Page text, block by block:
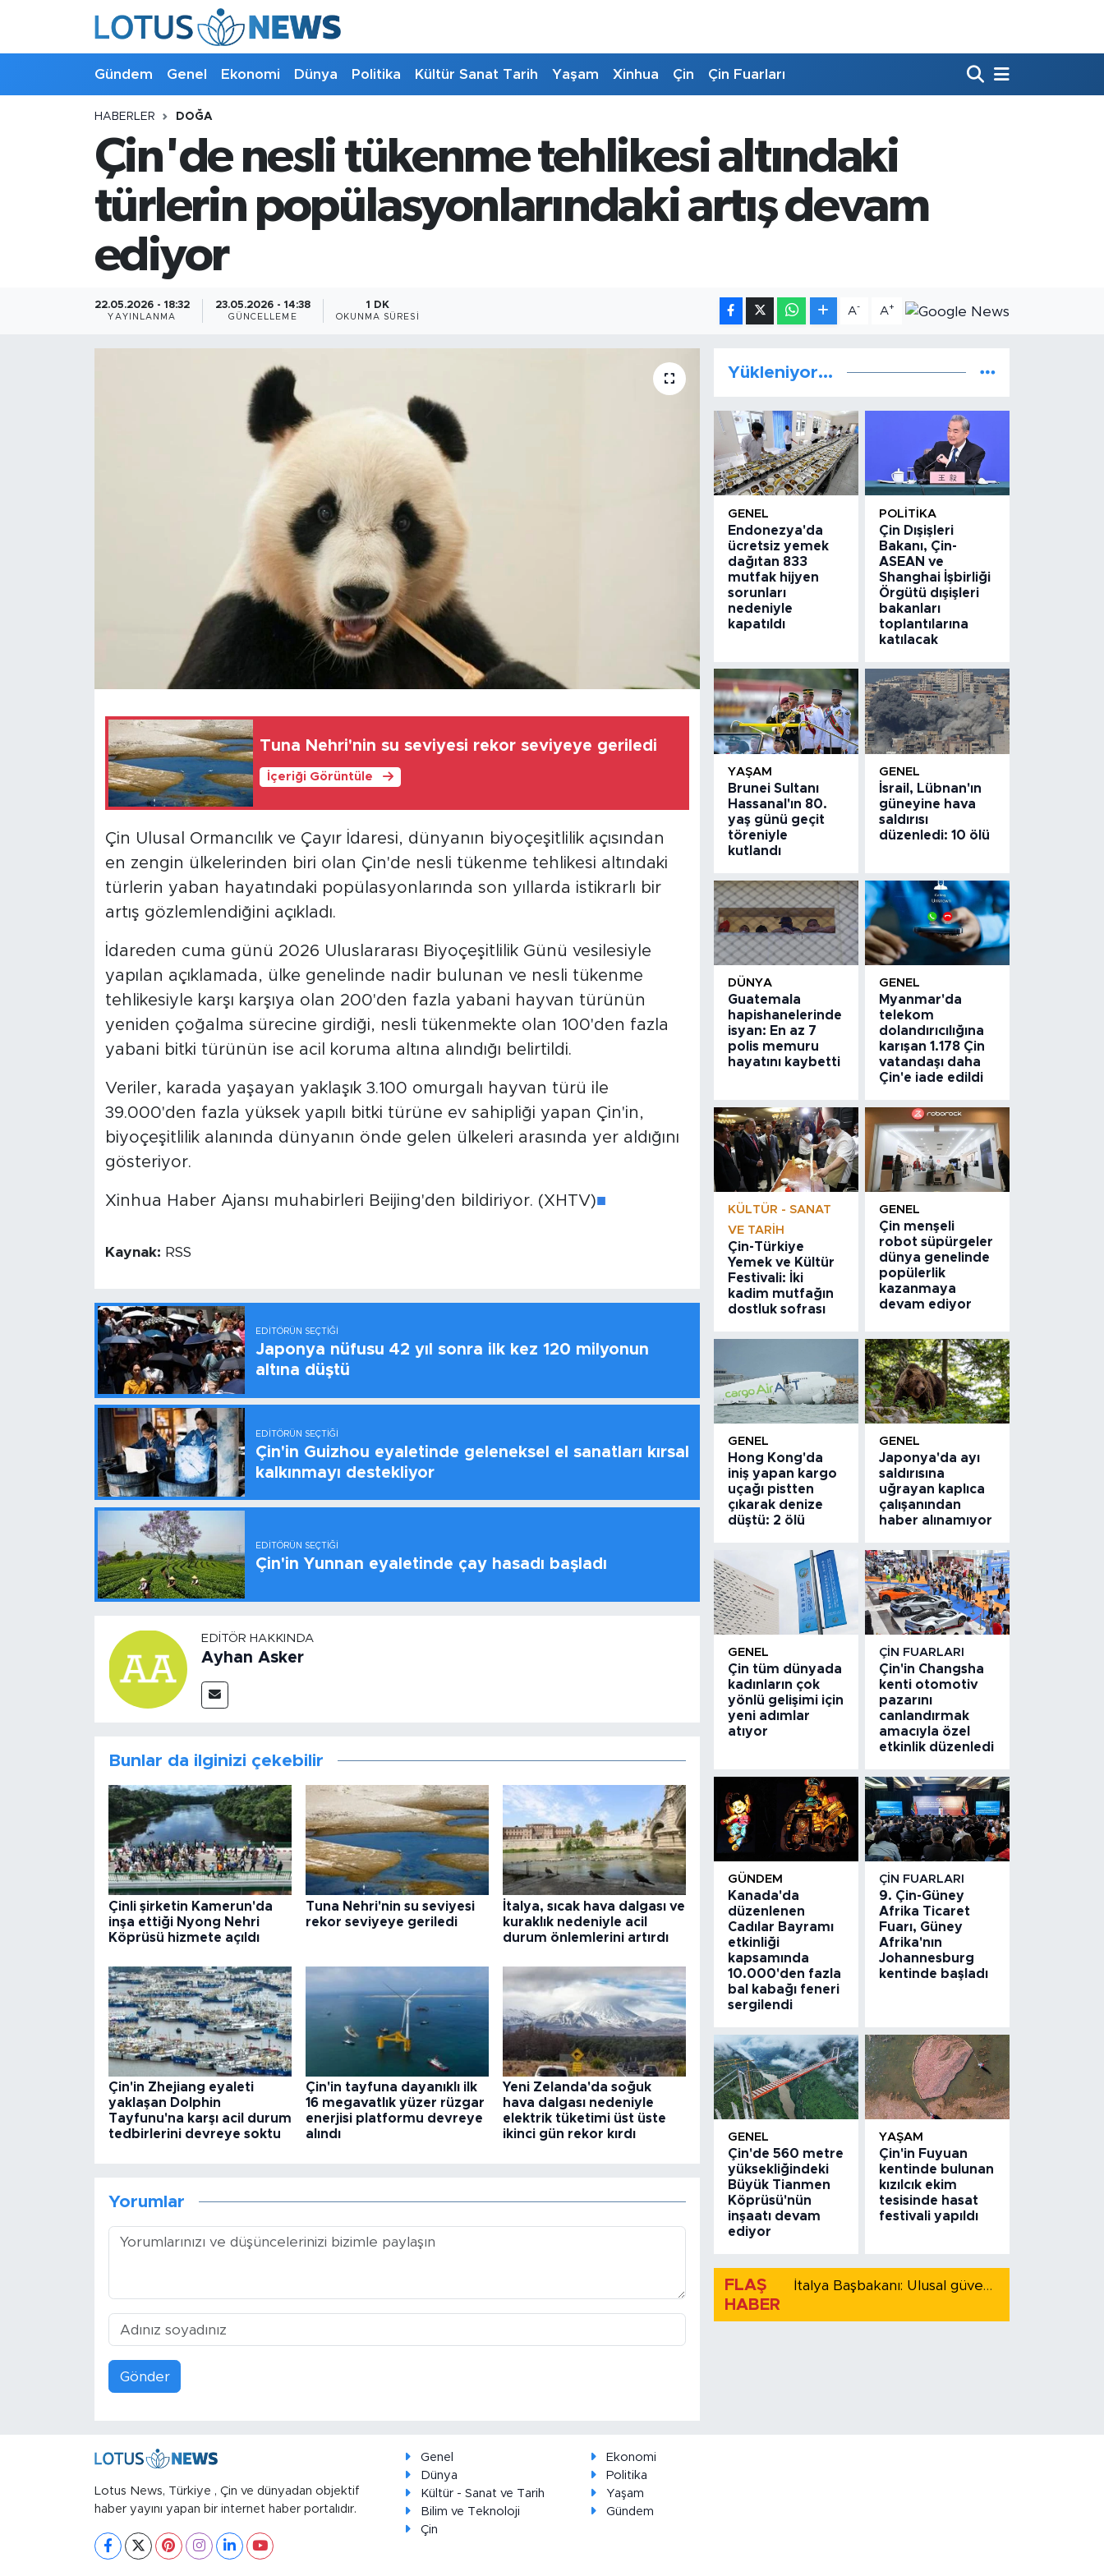
Gündem Genel Ekonomi Dünya Politika Kültür Sanat Tarih Yaşam Xinhua Çin Çin Fuarları
HABERLER DOĞA
Çin'de nesli tükenme tehlikesi altındaki
türlerin popülasyonlarındaki artış devam
ediyor
22.05.2026 - 18:32
YAYINLANMA
23.05.2026 - 14:38
GÜNCELLEME
1 DK
OKUNMA SÜRESI
A- A+
Tuna Nehri'nin su seviyesi rekor seviyeye geriledi
İçeriği Görüntüle
Çin Ulusal Ormancılık ve Çayır İdaresi, dünyanın biyoçeşitlilik açısından
en zengin ülkelerinden biri olan Çin'de nesli tükenme tehlikesi altındaki
türlerin yaban hayatındaki popülasyonlarında son yıllarda istikrarlı bir
artış gözlemlendiğini açıkladı.
İdareden cuma günü 2026 Uluslararası Biyoçeşitlilik Günü vesilesiyle
yapılan açıklamada, ülke genelinde nadir bulunan ve nesli tükenme
tehlikesiyle karşı karşıya olan 200'den fazla yabani hayvan türünün
yeniden çoğalma sürecine girdiği, nesli tükenmekte olan 100'den fazla
yabani bitki türünün ise acil koruma altına alındığı belirtildi.
Veriler, karada yaşayan yaklaşık 3.100 omurgalı hayvan türü ile
39.000'den fazla yüksek yapılı bitki türüne ev sahipliği yapan Çin'in,
biyoçeşitlilik alanında dünyanın önde gelen ülkeleri arasında yer aldığını
gösteriyor.
Xinhua Haber Ajansı muhabirleri Beijing'den bildiriyor. (XHTV)■
Kaynak: RSS
EDITÖRÜN SEÇTIĞI
Japonya nüfusu 42 yıl sonra ilk kez 120 milyonun
altına düştü
EDITÖRÜN SEÇTIĞI
Çin'in Guizhou eyaletinde geleneksel el sanatları kırsal
kalkınmayı destekliyor
EDITÖRÜN SEÇTIĞI
Çin'in Yunnan eyaletinde çay hasadı başladı
EDITÖR HAKKINDA
Ayhan Asker
Bunlar da ilginizi çekebilir
Çinli şirketin Kamerun'da
inşa ettiği Nyong Nehri
Köprüsü hizmete açıldı
Tuna Nehri'nin su seviyesi
rekor seviyeye geriledi
İtalya, sıcak hava dalgası ve
kuraklık nedeniyle acil
durum önlemlerini artırdı
Çin'in Zhejiang eyaleti
yaklaşan Dolphin
Tayfunu'na karşı acil durum
tedbirlerini devreye soktu
Çin'in tayfuna dayanıklı ilk
16 megavatlık yüzer rüzgar
enerjisi platformu devreye
alındı
Yeni Zelanda'da soğuk
hava dalgası nedeniyle
elektrik tüketimi üst üste
ikinci gün rekor kırdı
Yorumlar
Gönder
Yükleniyor...
GENEL
Endonezya'da
ücretsiz yemek
dağıtan 833
mutfak hijyen
sorunları
nedeniyle
kapatıldı
POLITIKA
Çin Dışişleri
Bakanı, Çin-
ASEAN ve
Shanghai İşbirliği
Örgütü dışişleri
bakanları
toplantılarına
katılacak
YAŞAM
Brunei Sultanı
Hassanal'ın 80.
yaş günü geçit
töreniyle
kutlandı
GENEL
İsrail, Lübnan'ın
güneyine hava
saldırısı
düzenledi: 10 ölü
DÜNYA
Guatemala
hapishanelerinde
isyan: En az 7
polis memuru
hayatını kaybetti
GENEL
Myanmar'da
telekom
dolandırıcılığına
karışan 1.178 Çin
vatandaşı daha
Çin'e iade edildi
KÜLTÜR - SANAT
VE TARIH
Çin-Türkiye
Yemek ve Kültür
Festivali: İki
kadim mutfağın
dostluk sofrası
GENEL
Çin menşeli
robot süpürgeler
dünya genelinde
popülerlik
kazanmaya
devam ediyor
GENEL
Hong Kong'da
iniş yapan kargo
uçağı pistten
çıkarak denize
düştü: 2 ölü
GENEL
Japonya'da ayı
saldırısına
uğrayan kaplıca
çalışanından
haber alınamıyor
GENEL
Çin tüm dünyada
kadınların çok
yönlü gelişimi için
yeni adımlar
atıyor
ÇIN FUARLARI
Çin'in Changsha
kenti otomotiv
pazarını
canlandırmak
amacıyla özel
etkinlik düzenledi
GÜNDEM
Kanada'da
düzenlenen
Cadılar Bayramı
etkinliği
kapsamında
10.000'den fazla
bal kabağı feneri
sergilendi
ÇIN FUARLARI
9. Çin-Güney
Afrika Ticaret
Fuarı, Güney
Afrika'nın
Johannesburg
kentinde başladı
GENEL
Çin'de 560 metre
yüksekliğindeki
Büyük Tianmen
Köprüsü'nün
inşaatı devam
ediyor
YAŞAM
Çin'in Fuyuan
kentinde bulunan
kızılcık ekim
tesisinde hasat
festivali yapıldı
FLAŞ
HABER
İtalya Başbakanı: Ulusal güvenliği korumak için İspanya ile Schengen kapsamındaki serbest dolaşımı askıya alıyoruz
Lotus News, Türkiye , Çin ve dünyadan objektif
haber yayını yapan bir internet haber portalıdır.
Genel
Ekonomi
Dünya
Politika
Kültür - Sanat ve Tarih
Yaşam
Bilim ve Teknoloji
Gündem
Çin
Politika
Bilim ve Teknoloji